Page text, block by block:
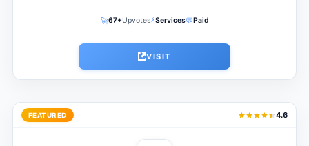
🚀67+Upvotes⚡Services💬Paid
VISIT
FEATURED 4.6